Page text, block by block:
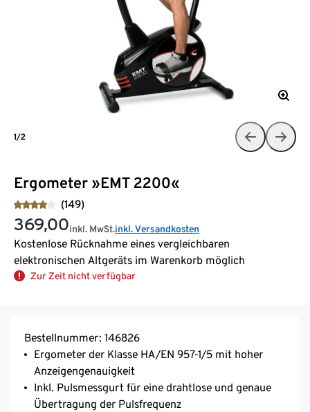
Ergometer »EMT 2200«
(149)
369,00inkl. MwSt.inkl. Versandkosten
Kostenlose Rücknahme eines vergleichbaren
elektronischen Altgeräts im Warenkorb möglich
Zur Zeit nicht verfügbar
1/2
Bestellnummer: 146826
Ergometer der Klasse HA/EN 957-1/5 mit hoher
Anzeigengenauigkeit
Inkl. Pulsmessgurt für eine drahtlose und genaue
Übertragung der Pulsfrequenz